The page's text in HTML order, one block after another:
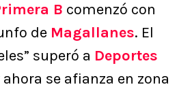
B comenzó con
de Magallanes. El
superó a Deportes
ahora se afianza en zona